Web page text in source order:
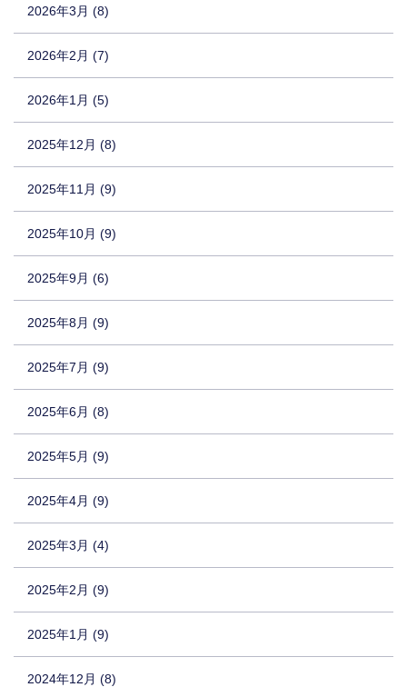
2026年3月 (8)
2026年2月 (7)
2026年1月 (5)
2025年12月 (8)
2025年11月 (9)
2025年10月 (9)
2025年9月 (6)
2025年8月 (9)
2025年7月 (9)
2025年6月 (8)
2025年5月 (9)
2025年4月 (9)
2025年3月 (4)
2025年2月 (9)
2025年1月 (9)
2024年12月 (8)